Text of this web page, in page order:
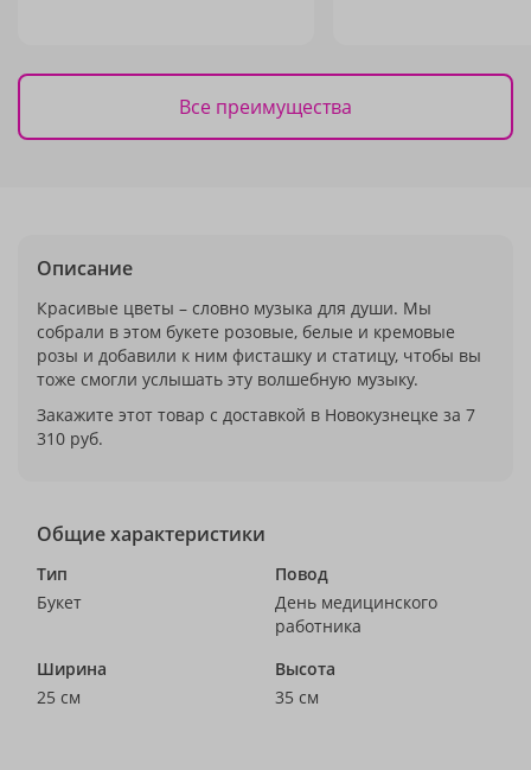
Все преимущества
Описание
Красивые цветы – словно музыка для души. Мы
собрали в этом букете розовые, белые и кремовые
розы и добавили к ним фисташку и статицу, чтобы вы
тоже смогли услышать эту волшебную музыку.
Закажите этот товар с доставкой в Новокузнецке за 7
310 руб.
Общие характеристики
Тип
Букет
Повод
День медицинского
работника
Ширина
25 см
Высота
35 см